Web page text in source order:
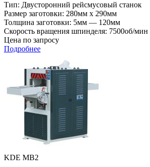
Тип: Двусторонний рейсмусовый станок
Размер заготовки: 280мм x 290мм
Толщина заготовки: 5мм — 120мм
Скорость вращения шпинделя: 7500об/мин
Цена по запросу
Подробнее
KDE MB2